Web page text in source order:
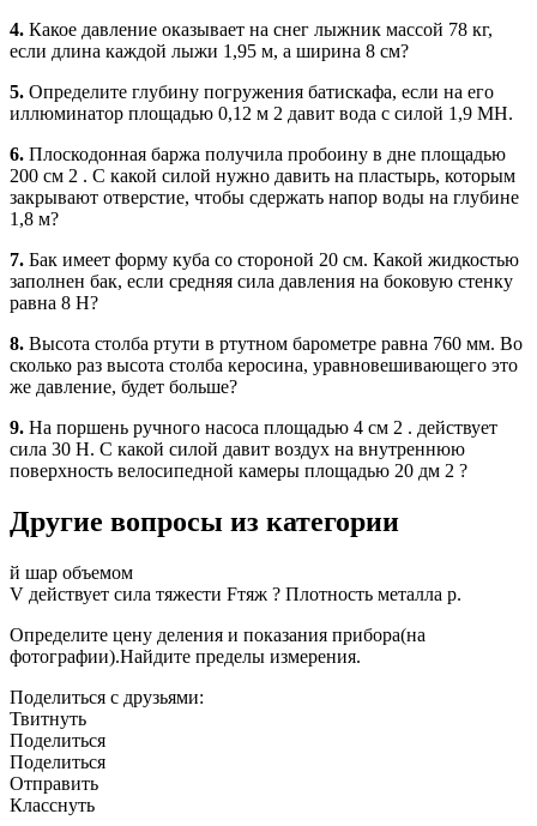
4. Какое давление оказывает на снег лыжник массой 78 кг,
если длина каждой лыжи 1,95 м, а ширина 8 см?
5. Определите глубину погружения батискафа, если на его
иллюминатор площадью 0,12 м 2 давит вода с силой 1,9 МН.
6. Плоскодонная баржа получила пробоину в дне площадью
200 см 2 . С какой силой нужно давить на пластырь, которым
закрывают отверстие, чтобы сдержать напор воды на глубине
1,8 м?
7. Бак имеет форму куба со стороной 20 см. Какой жидкостью
заполнен бак, если средняя сила давления на боковую стенку
равна 8 Н?
8. Высота столба ртути в ртутном барометре равна 760 мм. Во
сколько раз высота столба керосина, уравновешивающего это
же давление, будет больше?
9. На поршень ручного насоса площадью 4 см 2 . действует
сила 30 Н. С какой силой давит воздух на внутреннюю
поверхность велосипедной камеры площадью 20 дм 2 ?
Другие вопросы из категории
й шар объемом
V действует сила тяжести Fтяж ? Плотность металла p.
Определите цену деления и показания прибора(на
фотографии).Найдите пределы измерения.
Поделиться с друзьями:
Твитнуть
Поделиться
Поделиться
Отправить
Класснуть